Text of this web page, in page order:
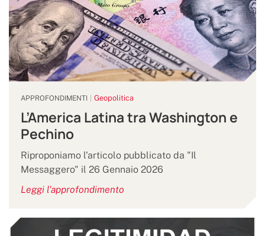
APPROFONDIMENTI Geopolitica
L’America Latina tra Washington e
Pechino
Riproponiamo l'articolo pubblicato da "Il
Messaggero" il 26 Gennaio 2026
Leggi l'approfondimento